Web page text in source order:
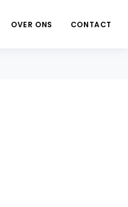
OVER ONS CONTACT